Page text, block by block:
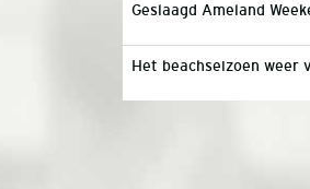
Geslaagd Ameland
Het beachseizoen weer